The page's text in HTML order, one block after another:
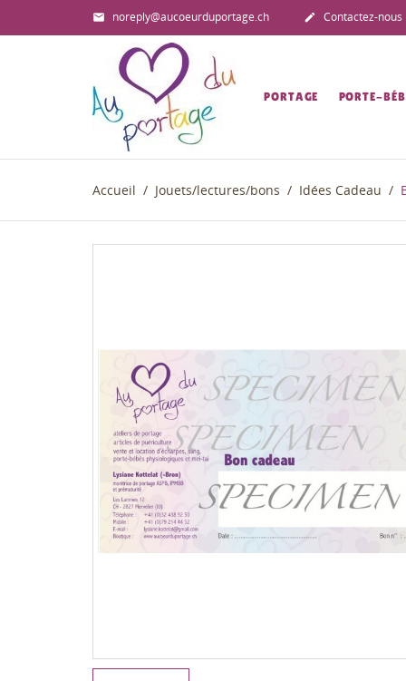
 noreply@aucoeurduportage.ch  Contactez-nous
PORTAGE PORTE-
Accueil Jouets/lectures/bons Idées Cadeau